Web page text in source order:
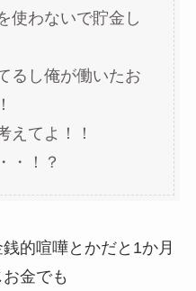
使わないで貯金し
るし俺が働いたお
えてよ！！
・！？
的喧嘩とかだと1か月
金でも